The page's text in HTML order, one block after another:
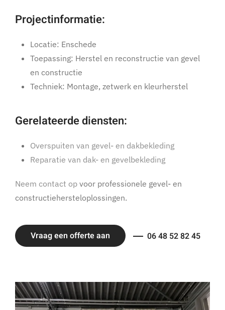
Projectinformatie:
Locatie: Enschede
Toepassing: Herstel en reconstructie van gevel
en constructie
Techniek: Montage, zetwerk en kleurherstel
Gerelateerde diensten:
Overspuiten van gevel- en dakbekleding
Reparatie van dak- en gevelbekleding
Neem contact op voor professionele gevel- en
constructiehersteloplossingen.
Vraag een offerte aan 06 48 52 82 45